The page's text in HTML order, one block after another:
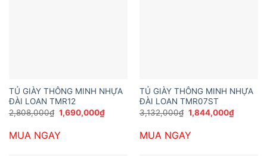
TỦ GIÀY THÔNG MINH NHỰA
ĐÀI LOAN TMR12
2,808,000₫ Giá
gốc
2,808,000₫.
1,690,000₫Giá
hiện
MUA NGAY
TỦ GIÀY THÔNG MINH NHỰA
ĐÀI LOAN TMR07ST
3,132,000₫ Giá
gốc
3,132,000₫.
1,844,000₫Giá
hiện
MUA NGAY